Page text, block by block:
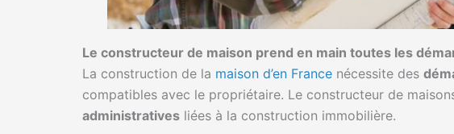
Le constructeur de maison prend en main toutes les
La construction de la maison d’en France nécessite des
compatibles avec le propriétaire. Le constructeur de
administratives liées à la construction immobilière.